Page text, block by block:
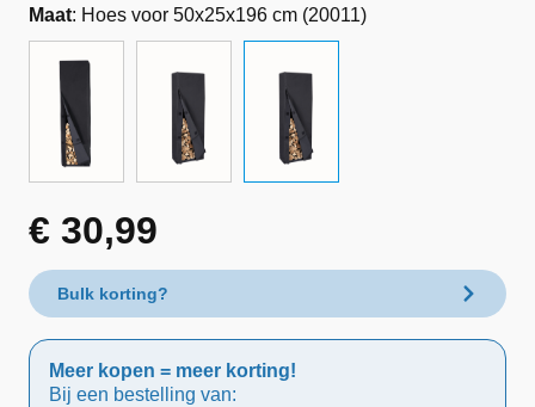
Maat: Hoes voor 50x25x196 cm (20011)
€ 30,99
Bulk korting?
Meer kopen = meer korting!
Bij een bestelling van: